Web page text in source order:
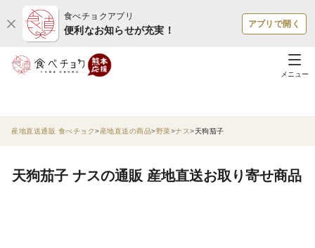
食べチョクアプリ
便利なお知らせが充実！
アプリで開く
メニュー
産地直送通販 食べチョク 産地直送の商品 野菜 ナス 天狗茄子
天狗茄子 ナスの通販 産地直送お取り寄せ商品